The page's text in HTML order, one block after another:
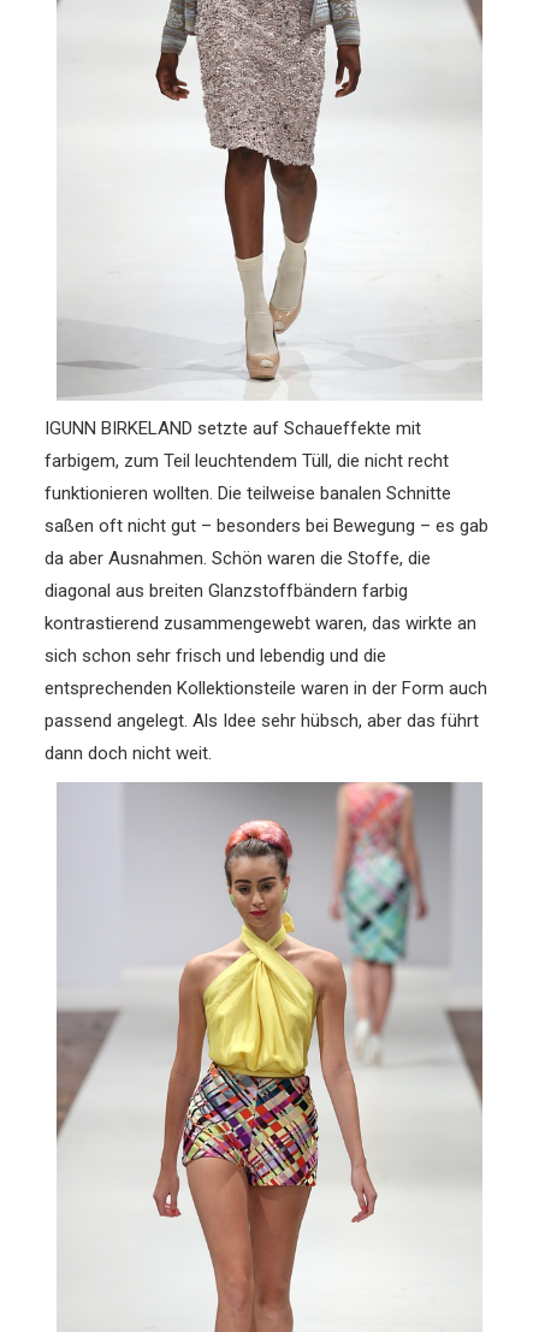
IGUNN BIRKELAND setzte auf Schaueffekte mit
farbigem, zum Teil leuchtendem Tüll, die nicht recht
funktionieren wollten. Die teilweise banalen Schnitte
saßen oft nicht gut – besonders bei Bewegung – es gab
da aber Ausnahmen. Schön waren die Stoffe, die
diagonal aus breiten Glanzstoffbändern farbig
kontrastierend zusammengewebt waren, das wirkte an
sich schon sehr frisch und lebendig und die
entsprechenden Kollektionsteile waren in der Form auch
passend angelegt. Als Idee sehr hübsch, aber das führt
dann doch nicht weit.